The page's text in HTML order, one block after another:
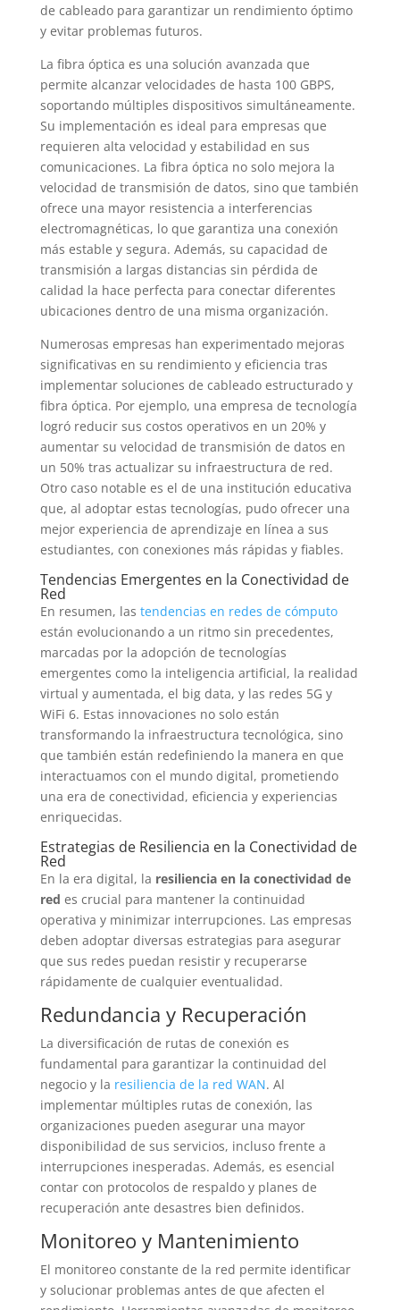
de cableado para garantizar un rendimiento óptimo
y evitar problemas futuros.
La fibra óptica es una solución avanzada que
permite alcanzar velocidades de hasta 100 GBPS,
soportando múltiples dispositivos simultáneamente.
Su implementación es ideal para empresas que
requieren alta velocidad y estabilidad en sus
comunicaciones. La fibra óptica no solo mejora la
velocidad de transmisión de datos, sino que también
ofrece una mayor resistencia a interferencias
electromagnéticas, lo que garantiza una conexión
más estable y segura. Además, su capacidad de
transmisión a largas distancias sin pérdida de
calidad la hace perfecta para conectar diferentes
ubicaciones dentro de una misma organización.
Numerosas empresas han experimentado mejoras
significativas en su rendimiento y eficiencia tras
implementar soluciones de cableado estructurado y
fibra óptica. Por ejemplo, una empresa de tecnología
logró reducir sus costos operativos en un 20% y
aumentar su velocidad de transmisión de datos en
un 50% tras actualizar su infraestructura de red.
Otro caso notable es el de una institución educativa
que, al adoptar estas tecnologías, pudo ofrecer una
mejor experiencia de aprendizaje en línea a sus
estudiantes, con conexiones más rápidas y fiables.
Tendencias Emergentes en la Conectividad de
Red
En resumen, las tendencias en redes de cómputo
están evolucionando a un ritmo sin precedentes,
marcadas por la adopción de tecnologías
emergentes como la inteligencia artificial, la realidad
virtual y aumentada, el big data, y las redes 5G y
WiFi 6. Estas innovaciones no solo están
transformando la infraestructura tecnológica, sino
que también están redefiniendo la manera en que
interactuamos con el mundo digital, prometiendo
una era de conectividad, eficiencia y experiencias
enriquecidas.
Estrategias de Resiliencia en la Conectividad de
Red
En la era digital, la resiliencia en la conectividad de
red es crucial para mantener la continuidad
operativa y minimizar interrupciones. Las empresas
deben adoptar diversas estrategias para asegurar
que sus redes puedan resistir y recuperarse
rápidamente de cualquier eventualidad.
Redundancia y Recuperación
La diversificación de rutas de conexión es
fundamental para garantizar la continuidad del
negocio y la resiliencia de la red WAN. Al
implementar múltiples rutas de conexión, las
organizaciones pueden asegurar una mayor
disponibilidad de sus servicios, incluso frente a
interrupciones inesperadas. Además, es esencial
contar con protocolos de respaldo y planes de
recuperación ante desastres bien definidos.
Monitoreo y Mantenimiento
El monitoreo constante de la red permite identificar
y solucionar problemas antes de que afecten el